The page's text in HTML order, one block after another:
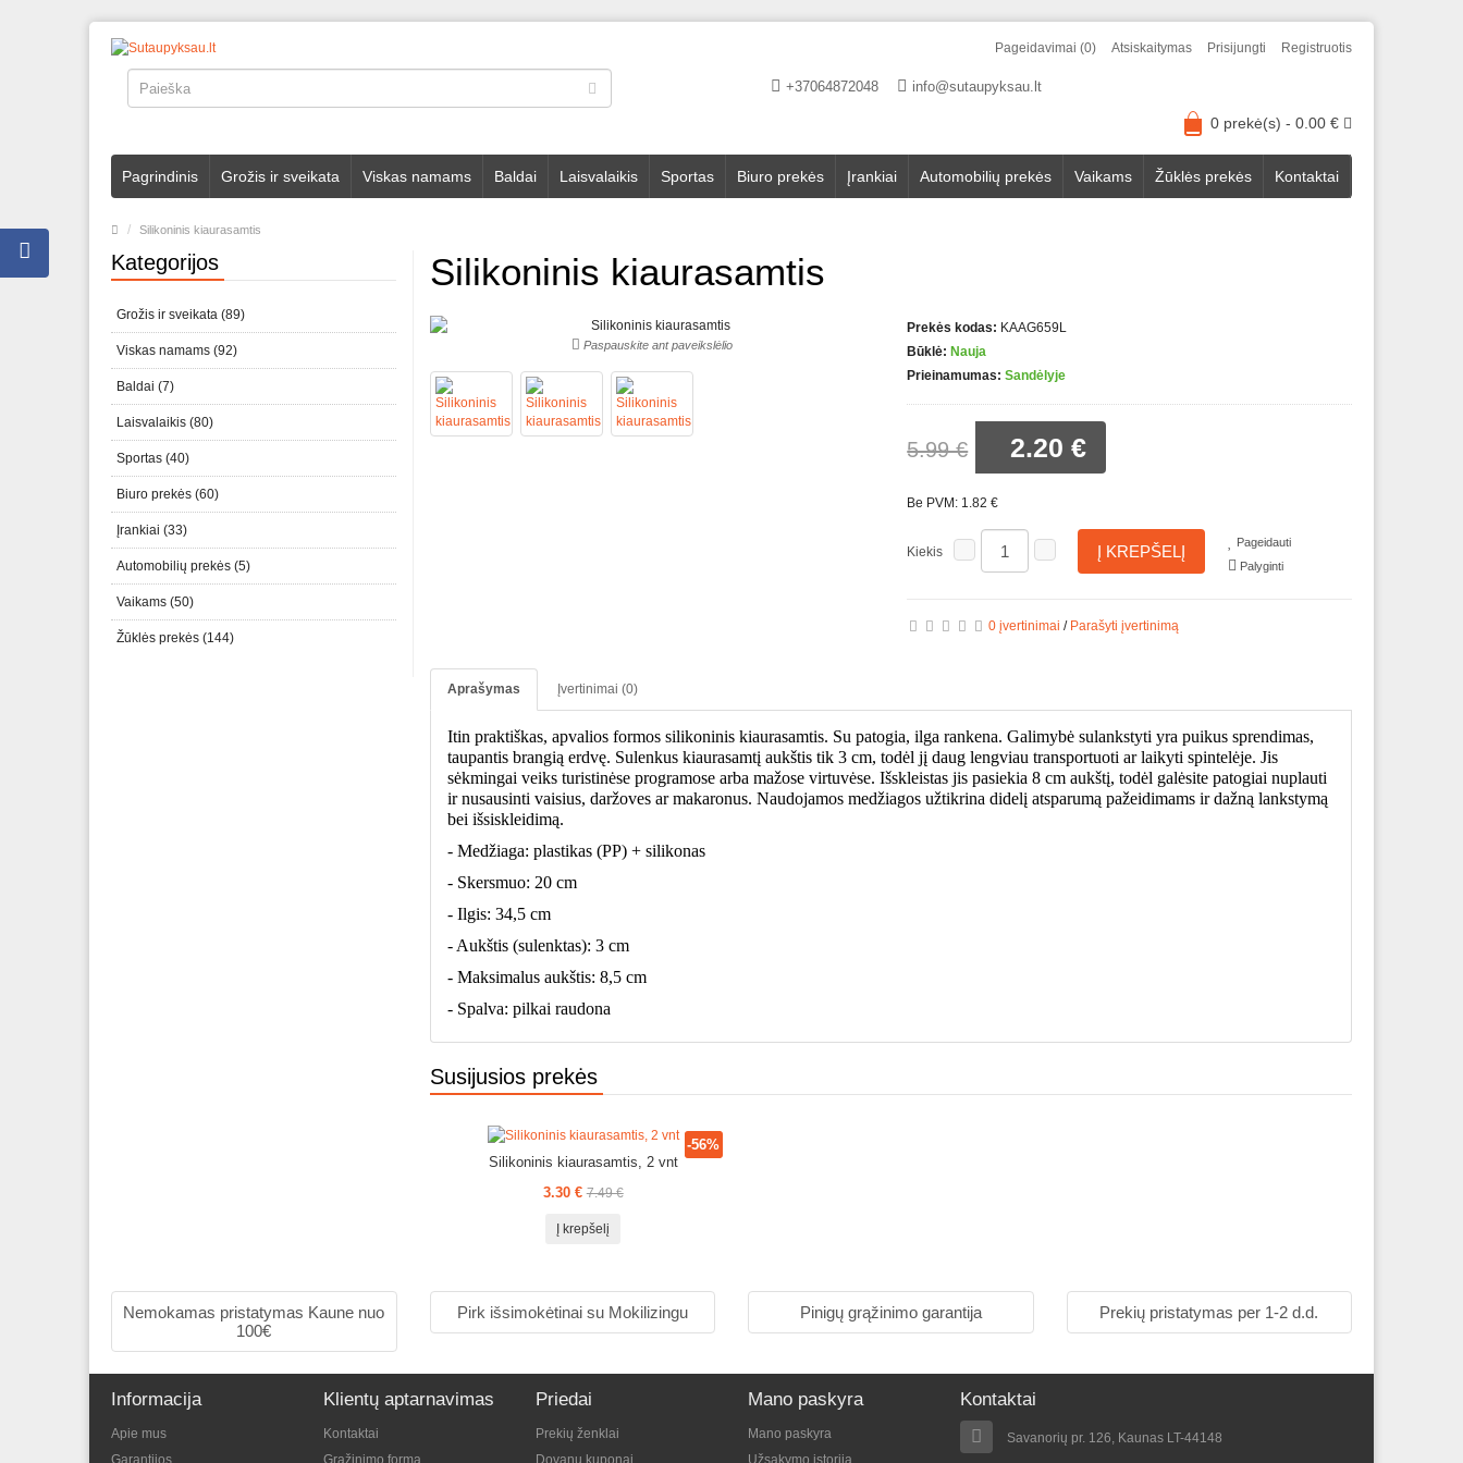
Prisijungti Registruotis
Pageidavimai (0) Atsiskaitymas
+37064872048 info@sutaupyksau.lt
0 prekė(s) - 0.00 €
Pagrindinis Grožis ir sveikata Viskas namams Baldai Laisvalaikis Sportas Biuro prekės Įrankiai Automobilių prekės Vaikams Žūklės prekės Kontaktai
Silikoninis kiaurasamtis
Kategorijos
Grožis ir sveikata (89)
Viskas namams (92)
Baldai (7)
Laisvalaikis (80)
Sportas (40)
Biuro prekės (60)
Įrankiai (33)
Automobilių prekės (5)
Vaikams (50)
Žūklės prekės (144)
Silikoninis kiaurasamtis
Paspauskite ant paveikslėlio
Prekės kodas: KAAG659L
Būklė: Nauja
Prieinamumas: Sandėlyje
5.99 € 2.20 €
Be PVM: 1.82 €
Kiekis Į KREPŠELĮ
Pageidauti
Palyginti
0 įvertinimai / Parašyti įvertinimą
Aprašymas Įvertinimai (0)
Itin praktiškas, apvalios formos silikoninis kiaurasamtis. Su patogia, ilga rankena. Galimybė sulankstyti yra puikus sprendimas,
taupantis brangią erdvę. Sulenkus kiaurasamtį aukštis tik 3 cm, todėl jį daug lengviau transportuoti ar laikyti spintelėje. Jis
sėkmingai veiks turistinėse programose arba mažose virtuvėse. Išskleistas jis pasiekia 8 cm aukštį, todėl galėsite patogiai nuplauti
ir nusausinti vaisius, daržoves ar makaronus. Naudojamos medžiagos užtikrina didelį atsparumą pažeidimams ir dažną lankstymą
bei išsiskleidimą.
- Medžiaga: plastikas (PP) + silikonas
- Skersmuo: 20 cm
- Ilgis: 34,5 cm
- Aukštis (sulenktas): 3 cm
- Maksimalus aukštis: 8,5 cm
- Spalva: pilkai raudona
Susijusios prekės
Silikoninis kiaurasamtis, 2 vnt
3.30 € 7.49 €
-56%
Į krepšelį
Nemokamas pristatymas Kaune nuo
100€
Pirk išsimokėtinai su Mokilizingu Pinigų grąžinimo garantija Prekių pristatymas per 1-2 d.d.
Informacija
Apie mus
Garantijos
Klientų aptarnavimas
Kontaktai
Grąžinimo forma
Priedai
Prekių ženklai
Dovanų kuponai
Mano paskyra
Mano paskyra
Užsakymo istorija
Kontaktai
Savanorių pr. 126, Kaunas LT-44148